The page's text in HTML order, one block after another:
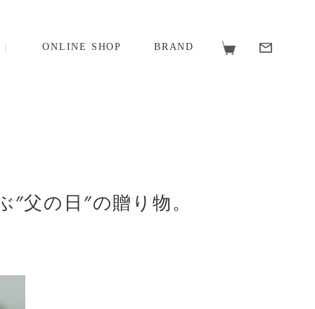
ONLINE SHOP BRAND
父の日″の贈り物。